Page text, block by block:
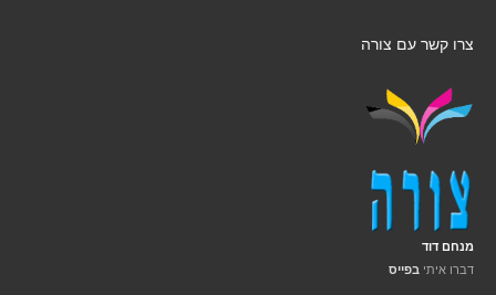
צרו קשר עם צורה
מנחם דוד
דברו איתי בפייס